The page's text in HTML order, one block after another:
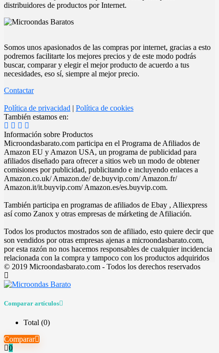
distribuidores de productos por Internet.
Somos unos apasionados de las compras por internet, gracias a esto
podremos facilitarte los mejores precios y de este modo podrás
buscar, comparar y elegir el mejor producto de acuerdo a tus
necesidades, eso sí, siempre al mejor precio.
Contactar
Política de privacidad | Política de cookies
También estamos en:
Información sobre Productos
Microondasbarato.com participa en el Programa de Afiliados de
Amazon EU y Amazon USA, un programa de publicidad para
afiliados diseñado para ofrecer a sitios web un modo de obtener
comisiones por publicidad, publicitando e incluyendo enlaces a
Amazon.co.uk/ Amazon.de/ de.buyvip.com/ Amazon.fr/
Amazon.it/it.buyvip.com/ Amazon.es/es.buyvip.com.
También participa en programas de afiliados de Ebay , Alliexpress
así como Zanox y otras empresas de márketing de Afiliación.
Todos los productos mostrados son de afiliado, esto quiere decir que
son vendidos por otras empresas ajenas a microondasbarato.com,
por esta razón no nos hacemos responsables de cualquier incidencia
relacionada con la compra y tampoco con los productos adquiridos
© 2019 Microondasbarato.com - Todos los derechos reservados
Comparar artículos
Total (0)
Comparar
0